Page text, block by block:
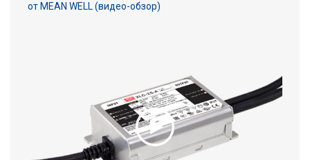
от MEAN WELL (видео-обзор)